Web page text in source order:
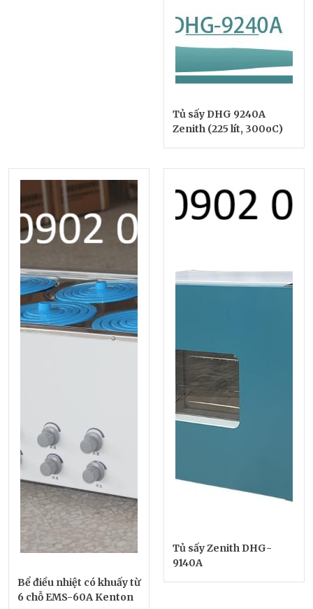
Tủ sấy DHG 9240A
Zenith (225 lít, 300oC)
Bể điều nhiệt có khuấy từ
6 chỗ EMS-60A Kenton
Tủ sấy Zenith DHG-
9140A